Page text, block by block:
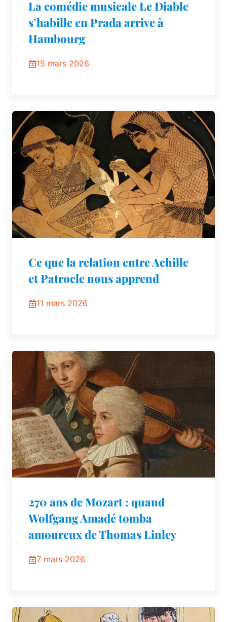
La comédie musicale Le Diable
s’habille en Prada arrive à
Hambourg
15 mars 2026
Ce que la relation entre Achille
et Patrocle nous apprend
11 mars 2026
270 ans de Mozart : quand
Wolfgang Amadé tomba
amoureux de Thomas Linley
7 mars 2026